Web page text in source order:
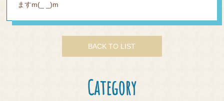
ますm(_ _)m
BACK TO LIST
Category